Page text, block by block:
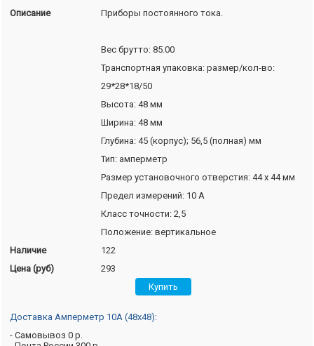
Описание
Приборы постоянного тока.
Вес брутто: 85.00
Транспортная упаковка: размер/кол-во:
29*28*18/50
Высота: 48 мм
Ширина: 48 мм
Глубина: 45 (корпус); 56,5 (полная) мм
Тип: амперметр
Размер установочного отверстия: 44 x 44 мм
Предел измерений: 10 А
Класс точности: 2,5
Положение: вертикальное
Наличие
122
Цена (руб)
293
Доставка Амперметр 10А (48х48):
- Самовывоз 0 р.